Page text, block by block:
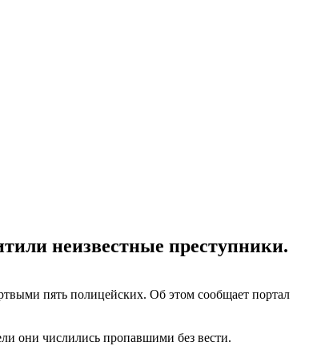
неизвестные преступники.
пять полицейских. Об этом сообщает портал
они числились пропавшими без вести.